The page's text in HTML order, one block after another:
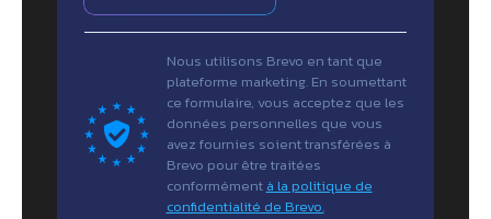
Nous utilisons Brevo en tant que
plateforme marketing. En soumettant
ce formulaire, vous acceptez que les
données personnelles que vous
avez fournies soient transférées à
Brevo pour être traitées
conformément à la politique de
confidentialité de Brevo.